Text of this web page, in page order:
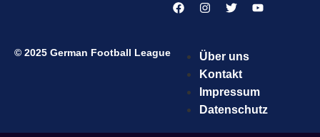
© 2025 German Football League
Über uns
Kontakt
Impressum
Datenschutz